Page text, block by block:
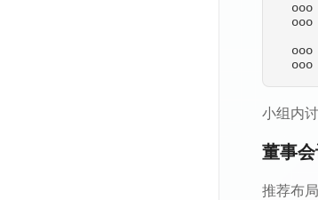
ooo
ooo
ooo
小组内
董事
推荐布